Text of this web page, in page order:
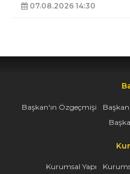
07.08.2026 14:30
Başkan'ın Özgeçmişi
Kurumsal Yapı